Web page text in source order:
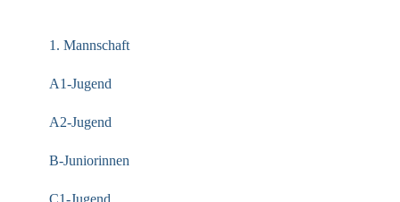
1. Mannschaft
A1-Jugend
A2-Jugend
B-Juniorinnen
C1-Jugend